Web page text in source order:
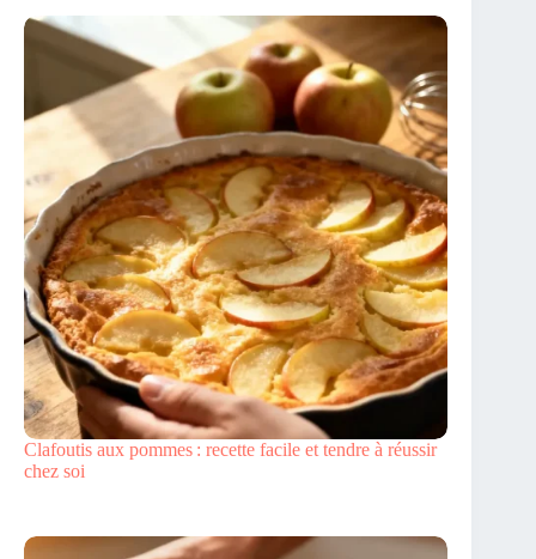
Clafoutis aux pommes : recette facile et tendre à réussir
chez soi